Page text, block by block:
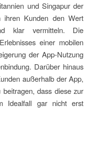
und Singapur der
ihren Kunden den Wert
klar vermitteln. Die
einer mobilen
der App-Nutzung
Darüber hinaus
außerhalb der App,
dass diese zur
Idealfall gar nicht erst